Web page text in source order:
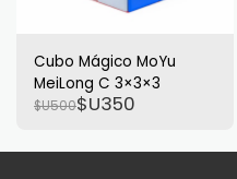
Cubo Mágico MoYu
MeiLong C 3×3×3
$U500$U350